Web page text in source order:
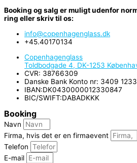
Booking og salg er muligt udenfor
ring eller skriv til os:
info@copenhagenglass.dk
+45.40170134
Copenhagenglass
Toldbodgade 4, DK-1253
CVR: 38766309
Danske Bank Konto nr: 3409
IBAN:DK0430000012330847
BIC/SWIFT:DABADKKK
Booking
Navn
Firma, hvis det er en firmaevent
Telefon
E-mail